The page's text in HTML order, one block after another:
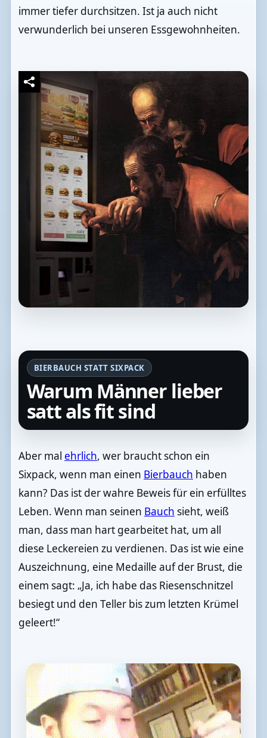
immer tiefer durchsitzen. Ist ja auch nicht
verwunderlich bei unseren Essgewohnheiten.
BIERBAUCH STATT SIXPACK
Warum Männer lieber
satt als fit sind
Aber mal ehrlich, wer braucht schon ein
Sixpack, wenn man einen Bierbauch haben
kann? Das ist der wahre Beweis für ein erfülltes
Leben. Wenn man seinen Bauch sieht, weiß
man, dass man hart gearbeitet hat, um all
diese Leckereien zu verdienen. Das ist wie eine
Auszeichnung, eine Medaille auf der Brust, die
einem sagt: „Ja, ich habe das Riesenschnitzel
besiegt und den Teller bis zum letzten Krümel
geleert!“